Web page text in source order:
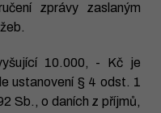
zprávy zaslaným
10.000, - Kč je
ustanovení § 4 odst. 1
Sb., o daních z příjmů,